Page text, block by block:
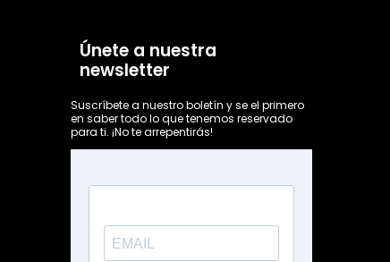
Únete a nuestra
newsletter
Suscríbete a nuestro boletín y se el primero
en saber todo lo que tenemos reservado
para ti. ¡No te arrepentirás!